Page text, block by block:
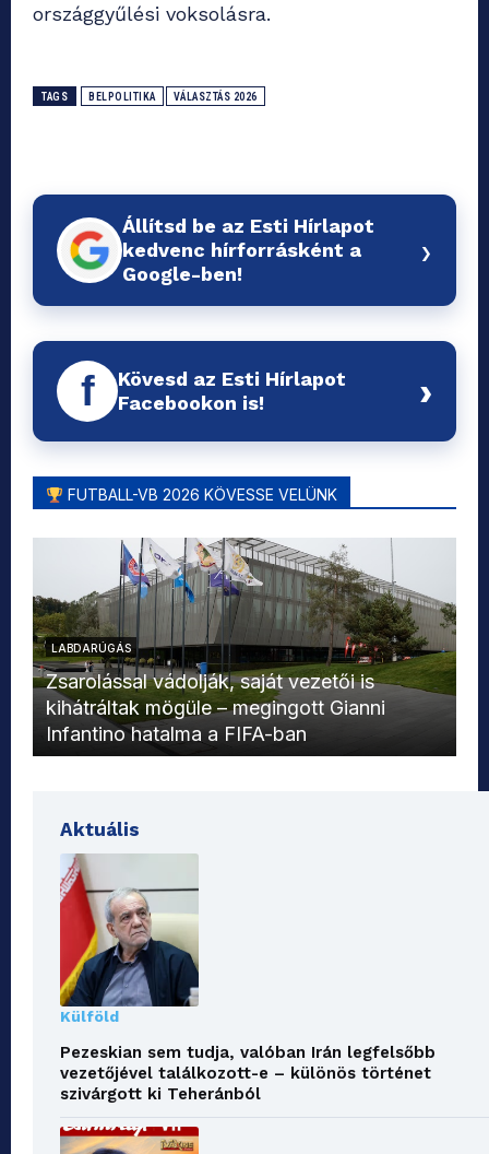
országgyűlési voksolásra.
TAGS BELPOLITIKA VÁLASZTÁS 2026
Állítsd be az Esti Hírlapot
kedvenc hírforrásként a
Google-ben!
›
f
Kövesd az Esti Hírlapot
Facebookon is!
›
FUTBALL-VB 2026 KÖVESSE VELÜNK
LABDARÚGÁS
Zsarolással vádolják, saját vezetői is
kihátráltak mögüle – megingott Gianni
Infantino hatalma a FIFA-ban
Aktuális
Külföld
Pezeskian sem tudja, valóban Irán legfelsőbb
vezetőjével találkozott-e – különös történet
szivárgott ki Teheránból